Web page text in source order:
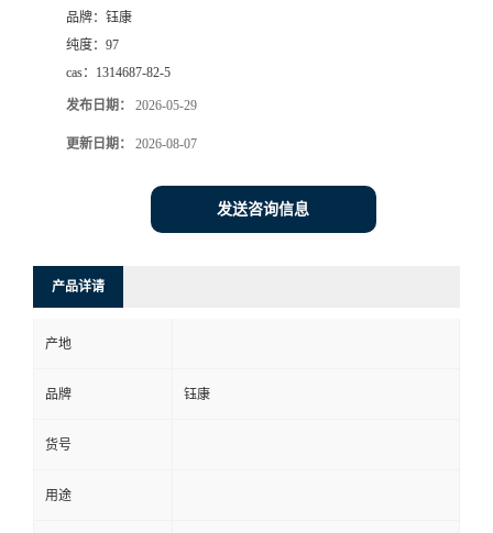
品牌： 钰康
纯度： 97
cas： 1314687-82-5
发布日期： 2026-05-29
更新日期： 2026-08-07
发送咨询信息
产品详请
产地
品牌 钰康
货号
用途